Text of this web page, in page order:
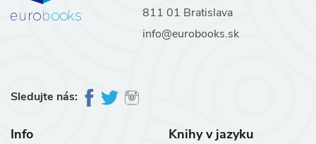
811 01 Bratislava
info@eurobooks.sk
Sledujte nás:
Info Knihy v jazyku